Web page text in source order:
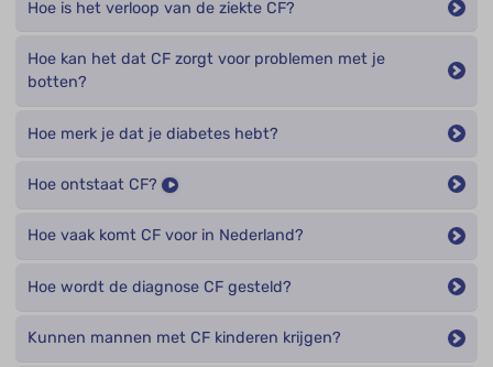
Hoe is het verloop van de ziekte CF?
Hoe kan het dat CF zorgt voor problemen met je
botten?
Hoe merk je dat je diabetes hebt?
Hoe ontstaat CF?
Hoe vaak komt CF voor in Nederland?
Hoe wordt de diagnose CF gesteld?
Kunnen mannen met CF kinderen krijgen?